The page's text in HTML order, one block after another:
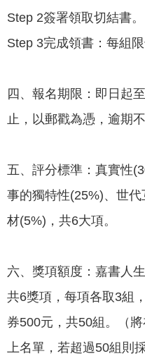
安
全
隱
私
策
資
料
宣
告
Step 2簽署領取切結書。
Step 3完成領書：每組限
四、報名期限：即日起
止，以郵戳為憑，逾期不
五、評分標準：真實性
事的獨特性(25%)、世
材(5%)，共6大項。
六、獎項額度：嘉書人
共6獎項，每項各取3組
券500元，共50組。（
上名單，若超過50組則